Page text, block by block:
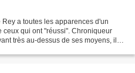
a toutes les apparences d'un
qui ont "réussi". Chroniqueur
très au-dessus de ses moyens, il